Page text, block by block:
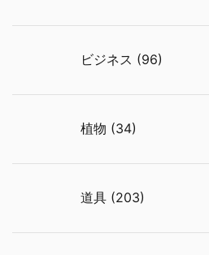
ビジネス (96)
植物 (34)
道具 (203)